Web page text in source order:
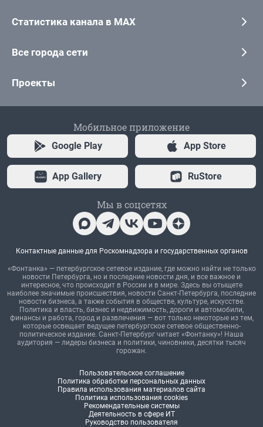
Статистика канала в MAX
Все города сети
Проекты
Мобильное приложение
Google Play App Store
App Gallery RuStore
Мы в соцсетях
Контактные данные для Роскомнадзора и государственных органов
«Фонтанка» — петербургское сетевое издание, где можно найти не только
новости Петербурга, но и последние новости дня, и все важное и
интересное, что происходит в России и в мире. Здесь вы отыщете
наиболее значимые происшествия, новости Санкт-Петербурга, последние
новости бизнеса, а также события в обществе, культуре, искусстве.
Политика и власть, бизнес и недвижимость, дороги и автомобили,
финансы и работа, город и развлечения — вот только некоторые из тем,
которые освещает ведущее петербургское сетевое общественно-
политическое издание. Санкт-Петербург читает «Фонтанку»! Наша
аудитория — лидеры бизнеса и политики, чиновники, десятки тысяч
горожан.
Пользовательское соглашение
Политика обработки персональных данных
Правила использования материалов сайта
Политика использования cookies
Рекомендательные системы
Деятельность в сфере ИТ
Руководство пользователя